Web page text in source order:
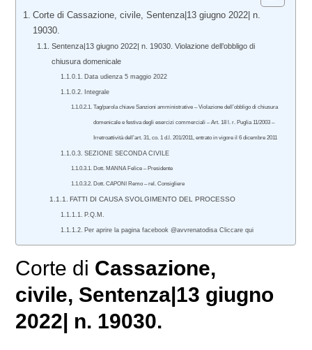
Corte di Cassazione, civile, Sentenza|13 giugno 2022| n.
19030.
Sentenza|13 giugno 2022| n. 19030. Violazione dell’obbligo di
chiusura domenicale
Data udienza 5 maggio 2022
Integrale
Tag/parola chiave Sanzioni amministrative – Violazione dell’obbligo di chiusura
domenicale e festiva degli esercizi commerciali – Art. 18 l. r. Puglia 11/2003 –
Irretroattività dell’art. 31, co. 1 d.l. 201/2011, entrato in vigore il 6 dicembre 2011
SEZIONE SECONDA CIVILE
Dott. MANNA Felice – Presidente
Dott. CAPONI Remo – rel. Consigliere
FATTI DI CAUSA SVOLGIMENTO DEL PROCESSO
P.Q.M.
Per aprire la pagina facebook @avvrenatodisa Cliccare qui
Corte di Cassazione,
civile, Sentenza|13 giugno
2022| n. 19030.